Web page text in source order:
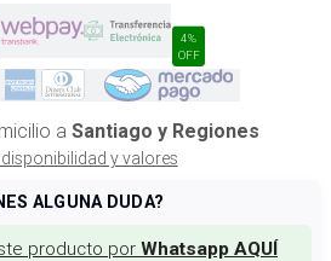
4%
OFF
a Santiago y Regiones
y valores
ALGUNA DUDA?
producto por Whatsapp AQUÍ